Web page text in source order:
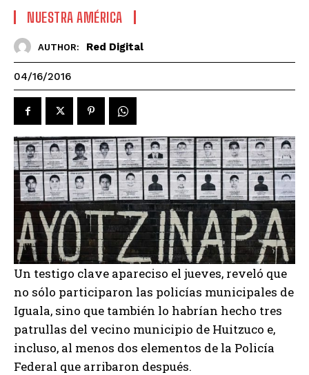
NUESTRA AMÉRICA
AUTHOR: Red Digital
04/16/2016
Un testigo clave apareciso el jueves, reveló que
no sólo participaron las policías municipales de
Iguala, sino que también lo habrían hecho tres
patrullas del vecino municipio de Huitzuco e,
incluso, al menos dos elementos de la Policía
Federal que arribaron después.